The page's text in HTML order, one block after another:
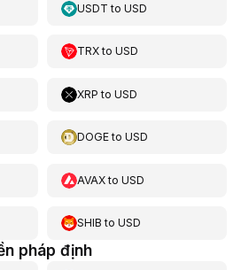
USDT toUSD
TRXtoUSD
XRP toUSD
DOGEtoUSD
AVAXtoUSD
SHIB toUSD
pháp định